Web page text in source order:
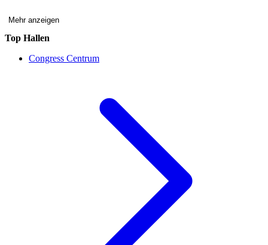
Mehr anzeigen
Top Hallen
Congress Centrum